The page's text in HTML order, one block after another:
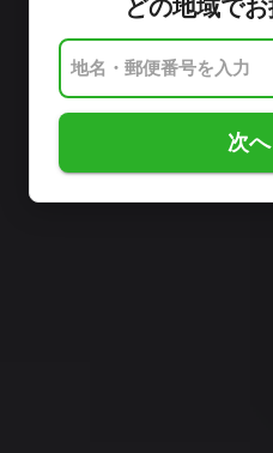
どの地域で
次へ